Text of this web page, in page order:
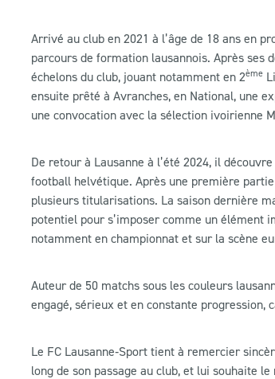
Arrivé au club en 2021 à l’âge de 18 ans en
parcours de formation lausannois. Après ses
échelons du club, jouant notamment en 2ème
ensuite prêté à Avranches, en National, une
une convocation avec la sélection ivoirienne
De retour à Lausanne à l’été 2024, il
football helvétique. Après une première
plusieurs titularisations. La saison dernière
potentiel pour s’imposer comme un élément
notamment en championnat et sur la scène
Auteur de 50 matchs sous les couleurs
engagé, sérieux et en constante progression,
Le FC Lausanne‑Sport tient à remercier
long de son passage au club, et lui souhaite